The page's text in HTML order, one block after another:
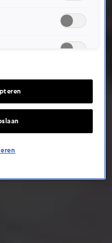
op je huidige locatie